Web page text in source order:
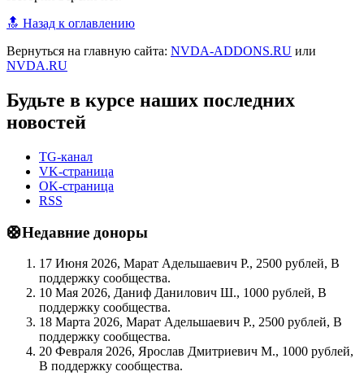
🔝 Назад к оглавлению
Вернуться на главную сайта: NVDA-ADDONS.RU или
NVDA.RU
Будьте в курсе наших последних
новостей
TG-канал
VK-страница
OK-страница
RSS
🛟Недавние доноры
17 Июня 2026, Марат Адельшаевич Р., 2500 рублей, В
поддержку сообщества.
10 Мая 2026, Даниф Данилович Ш., 1000 рублей, В
поддержку сообщества.
18 Марта 2026, Марат Адельшаевич Р., 2500 рублей, В
поддержку сообщества.
20 Февраля 2026, Ярослав Дмитриевич М., 1000 рублей,
В поддержку сообщества.